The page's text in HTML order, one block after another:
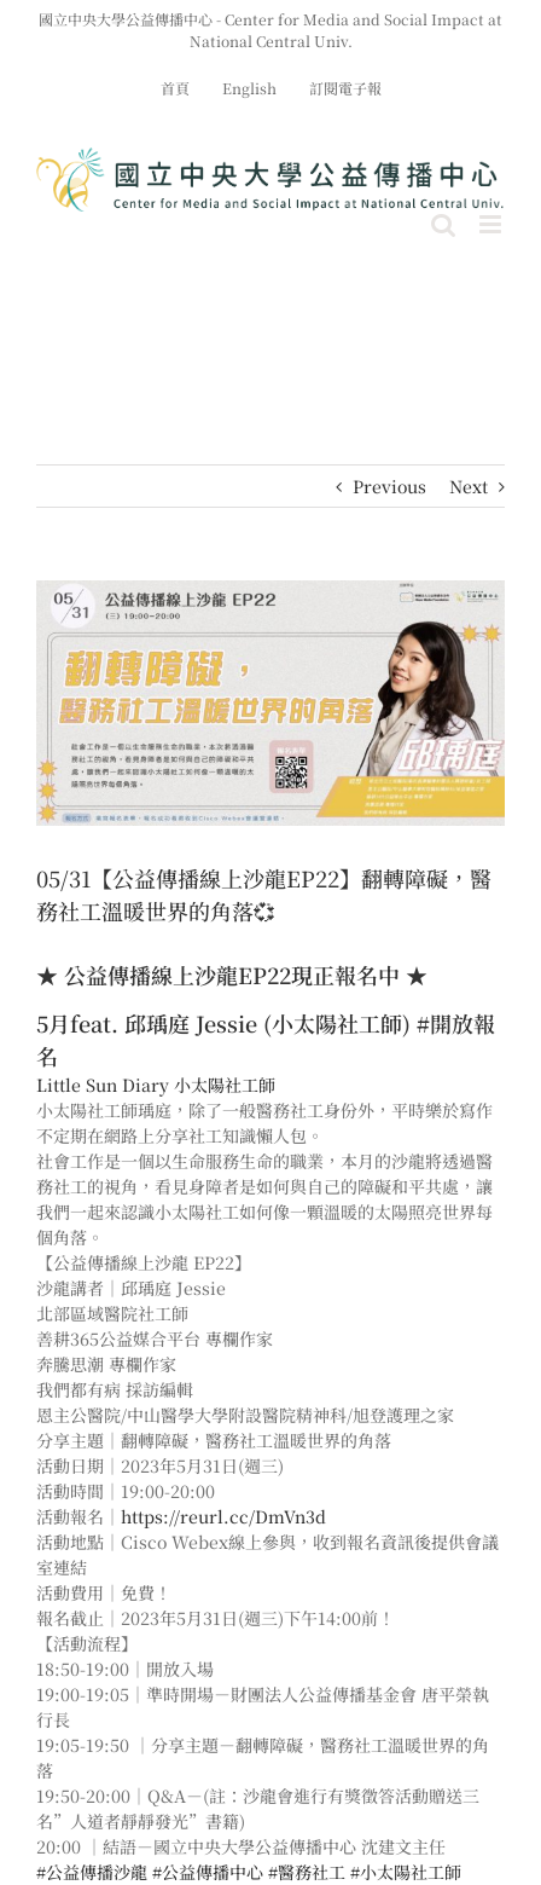
國立中央大學公益傳播中心 - Center for Media and Social Impact at
National Central Univ.
首頁 English 訂閱電子報
Previous Next
View
Larger
Image
05/31【公益傳播線上沙龍EP22】翻轉障礙，醫
務社工溫暖世界的角落💞
★ 公益傳播線上沙龍EP22現正報名中 ★
5月feat. 邱瑀庭 Jessie (小太陽社工師) #開放報
名
Little Sun Diary 小太陽社工師
小太陽社工師瑀庭，除了一般醫務社工身份外，平時樂於寫作
不定期在網路上分享社工知識懶人包。
社會工作是一個以生命服務生命的職業，本月的沙龍將透過醫
務社工的視角，看見身障者是如何與自己的障礙和平共處，讓
我們一起來認識小太陽社工如何像一顆溫暖的太陽照亮世界每
個角落。
【公益傳播線上沙龍 EP22】
沙龍講者｜邱瑀庭 Jessie
北部區域醫院社工師
善耕365公益媒合平台 專欄作家
奔騰思潮 專欄作家
我們都有病 採訪編輯
恩主公醫院/中山醫學大學附設醫院精神科/旭登護理之家
分享主題｜翻轉障礙，醫務社工溫暖世界的角落
活動日期｜2023年5月31日(週三)
活動時間｜19:00-20:00
活動報名｜ https://reurl.cc/DmVn3d
活動地點｜Cisco Webex線上參與，收到報名資訊後提供會議
室連結
活動費用｜免費！
報名截止｜2023年5月31日(週三)下午14:00前！
【活動流程】
18:50-19:00｜開放入場
19:00-19:05｜準時開場－財團法人公益傳播基金會 唐平榮執
行長
19:05-19:50 ｜分享主題－翻轉障礙，醫務社工溫暖世界的角
落
19:50-20:00｜Q&A－(註：沙龍會進行有獎徵答活動贈送三
名”人道者靜靜發光”書籍)
20:00 ｜結語－國立中央大學公益傳播中心 沈建文主任
#公益傳播沙龍 #公益傳播中心 #醫務社工 #小太陽社工師